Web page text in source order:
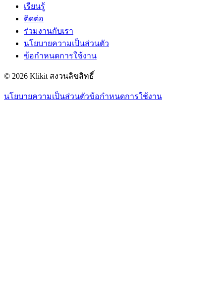
เรียนรู้
ติดต่อ
ร่วมงานกับเรา
นโยบายความเป็นส่วนตัว
ข้อกำหนดการใช้งาน
© 2026 Klikit สงวนลิขสิทธิ์
นโยบายความเป็นส่วนตัวข้อกำหนดการใช้งาน